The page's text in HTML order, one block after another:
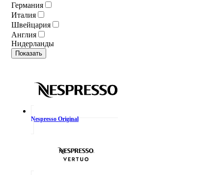
Германия
Италия
Швейцария
Англия
Нидерланды
Показать
Nespresso Original